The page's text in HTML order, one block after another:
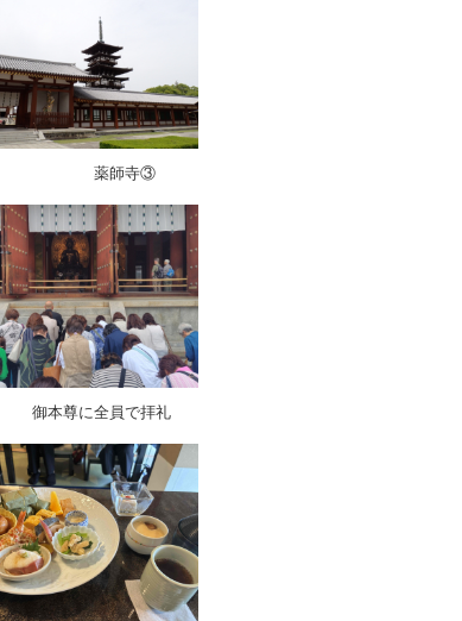
師寺③
尊に全員で拝礼